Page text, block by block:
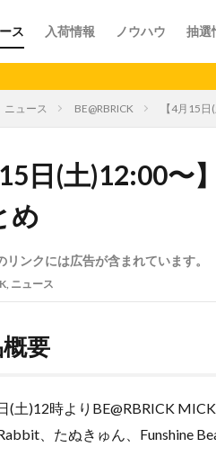
ス 入荷情報 ノウハウ 抽選
【重要】アプリ
ニュース BE@RBRICK 【4月15
15日(土)12:00〜
め
リンクには広告が含まれています。
, ニュース
要
(土)12時よりBE@RBRICK
、たぬきゅん、Funshine